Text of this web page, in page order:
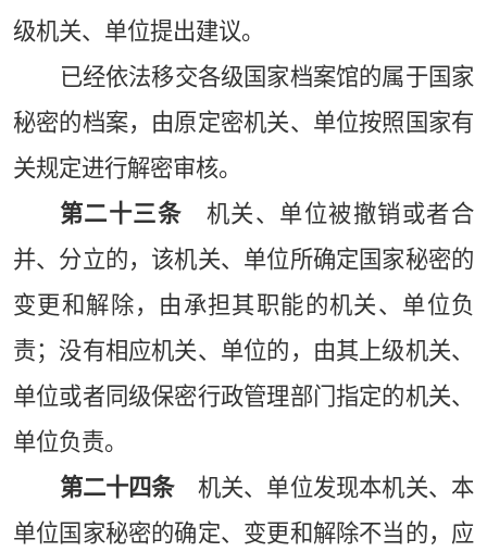
级机关、单位提出建议。
已经依法移交各级国家档案馆的属于国家
秘密的档案，由原定密机关、单位按照国家有
关规定进行解密审核。
第二十三条 机关、单位被撤销或者合
并、分立的，该机关、单位所确定国家秘密的
变更和解除，由承担其职能的机关、单位负
责；没有相应机关、单位的，由其上级机关、
单位或者同级保密行政管理部门指定的机关、
单位负责。
第二十四条机关、单位发现本机关、本
单位国家秘密的确定、变更和解除不当的，应